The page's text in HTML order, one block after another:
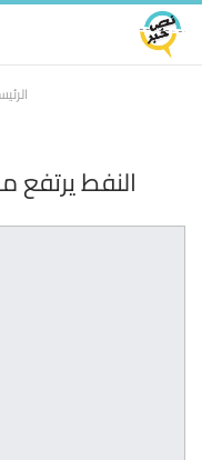
النفط يرتفع